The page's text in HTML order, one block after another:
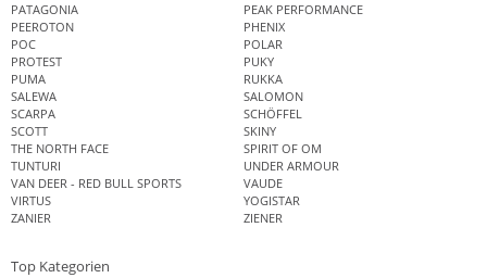
PATAGONIA
PEAK PERFORMANCE
PEEROTON
PHENIX
POC
POLAR
PROTEST
PUKY
PUMA
RUKKA
SALEWA
SALOMON
SCARPA
SCHÖFFEL
SCOTT
SKINY
THE NORTH FACE
SPIRIT OF OM
TUNTURI
UNDER ARMOUR
VAN DEER - RED BULL SPORTS
VAUDE
VIRTUS
YOGISTAR
ZANIER
ZIENER
Top Kategorien